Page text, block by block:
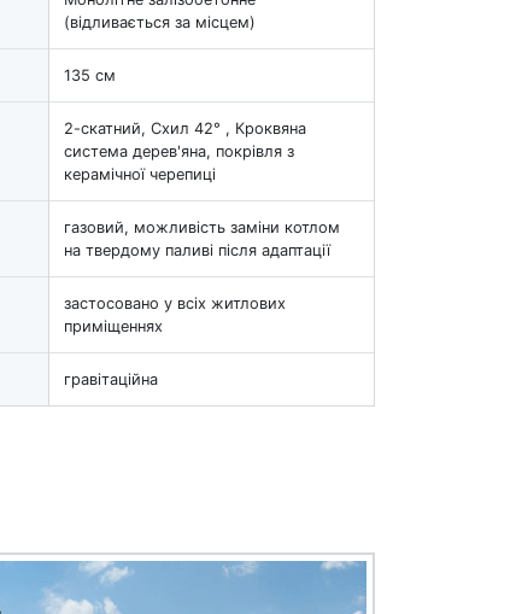
(відливається за місцем)
135 см
2-скатний, Схил 42° , Кроквяна
система дерев'яна, покрівля з
керамічної черепиці
газовий, можливість заміни котлом
на твердому паливі після адаптації
застосовано у всіх житлових
приміщеннях
гравітаційна